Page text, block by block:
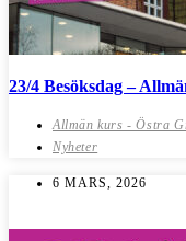
23/4 Besöksdag –
Allmän kurs - Östra
Nyheter
6 MARS, 2026